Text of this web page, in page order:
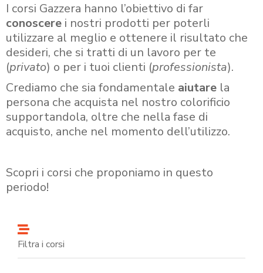
I corsi Gazzera hanno l’obiettivo di far
conoscere i nostri prodotti per poterli
utilizzare al meglio e ottenere il risultato che
desideri, che si tratti di un lavoro per te
(privato) o per i tuoi clienti (professionista).
Crediamo che sia fondamentale aiutare la
persona che acquista nel nostro colorificio
supportandola, oltre che nella fase di
acquisto, anche nel momento dell’utilizzo.
Scopri i corsi che proponiamo in questo
periodo!
Filtra i corsi